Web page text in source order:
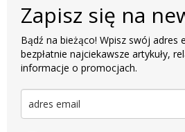
Zapisz się na
Bądź na bieżąco! Wpisz swój adres
bezpłatnie najciekawsze artykuły,
informacje o promocjach.